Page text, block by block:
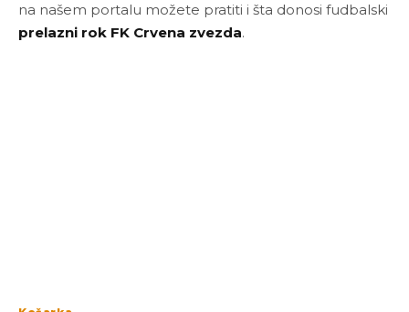
na našem portalu možete pratiti i šta donosi fudbalski
prelazni rok FK Crvena zvezda.